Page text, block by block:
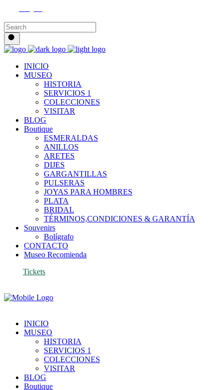
INICIO
MUSEO
HISTORIA
SERVICIOS 1
COLECCIONES
VISITAR
BLOG
Boutique
ESMERALDAS
ANILLOS
ARETES
DIJES
GARGANTILLAS
PULSERAS
JOYAS PARA HOMBRES
PLATA
BRIDAL
TÉRMINOS,CONDICIONES & GARANTÍA
Souvenirs
Bolígrafo
CONTACTO
Museo Recomienda
Tickets
INICIO
MUSEO
HISTORIA
SERVICIOS 1
COLECCIONES
VISITAR
BLOG
Boutique